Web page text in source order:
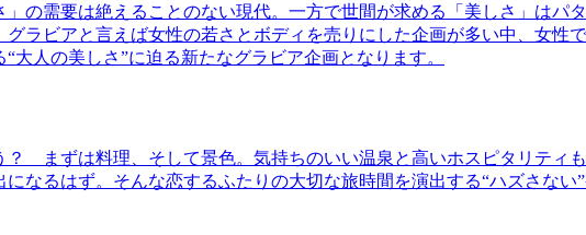
の需要は絶えることのない現代。一方で世間が求める「美しさ」はパ
ラビアと言えば女性の若さとボディを売りにした企画が多い中、女性
大人の美しさ”に迫る新たなグラビア企画となります。
まずは料理、そして景色。気持ちのいい温泉と高いホスピタリティ
なるはず。そんな恋するふたりの大切な旅時間を演出する“ハズさな